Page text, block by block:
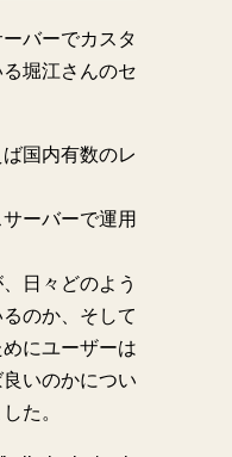
バーでカスタ
堀江さんのセ
国内有数のレ
ーバーで運用
日々どのよう
のか、そして
にユーザーは
いのかについ
た。